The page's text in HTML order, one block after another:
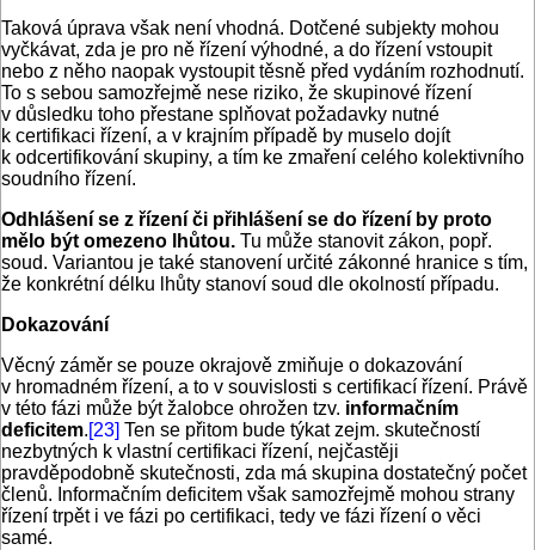
Taková úprava však není vhodná. Dotčené subjekty mohou
vyčkávat, zda je pro ně řízení výhodné, a do řízení vstoupit
nebo z něho naopak vystoupit těsně před vydáním rozhodnutí.
To s sebou samozřejmě nese riziko, že skupinové řízení
v důsledku toho přestane splňovat požadavky nutné
k certifikaci řízení, a v krajním případě by muselo dojít
k odcertifikování skupiny, a tím ke zmaření celého kolektivního
soudního řízení.
Odhlášení se z řízení či přihlášení se do řízení by proto
mělo být omezeno lhůtou. Tu může stanovit zákon, popř.
soud. Variantou je také stanovení určité zákonné hranice s tím,
že konkrétní délku lhůty stanoví soud dle okolností případu.
Dokazování
Věcný záměr se pouze okrajově zmiňuje o dokazování
v hromadném řízení, a to v souvislosti s certifikací řízení. Právě
v této fázi může být žalobce ohrožen tzv. informačním
deficitem.[23] Ten se přitom bude týkat zejm. skutečností
nezbytných k vlastní certifikaci řízení, nejčastěji
pravděpodobně skutečnosti, zda má skupina dostatečný počet
členů. Informačním deficitem však samozřejmě mohou strany
řízení trpět i ve fázi po certifikaci, tedy ve fázi řízení o věci
samé.